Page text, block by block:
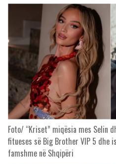
Foto/ “Kriset” miqësia mes Selin
fitueses së Big Brother VIP 5 dhe
famshme në Shqipëri